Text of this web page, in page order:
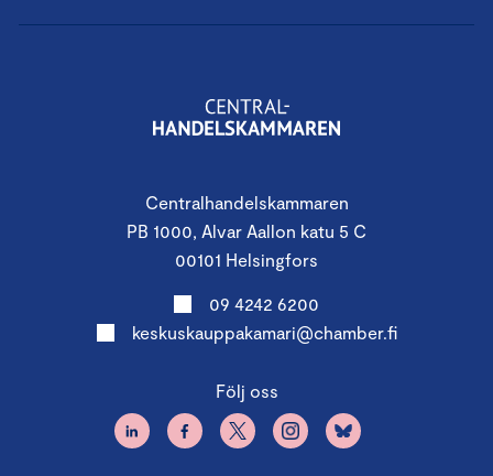
Centralhandelskammaren
PB 1000, Alvar Aallon katu 5 C
00101 Helsingfors
09 4242 6200
keskuskauppakamari@chamber.fi
Följ oss